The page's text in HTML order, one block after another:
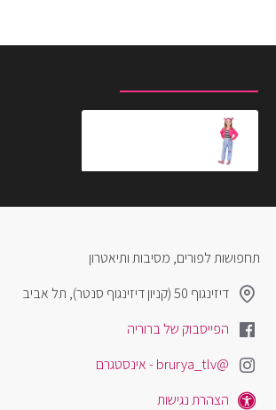
תחפושות לפורים, מסיבות ותיאטרון
דיזינגוף 50 (קניון דיזינגוף סנטר), תל אביב
הפייסבוק של ברוריה
@brurya_tlv - אינסטגרם
הצהרת נגישות